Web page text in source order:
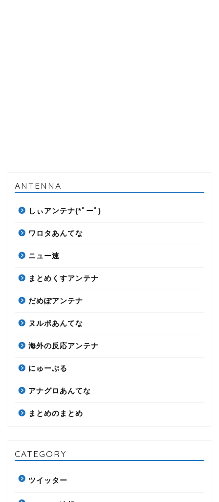
ANTENNA
しぃアンテナ(*ﾟーﾟ)
ワロタあんてな
ニュー速
まとめくすアンテナ
だめぽアンテナ
ヌルポあんてな
海外の反応アンテナ
にゅーぷる
アナグロあんてな
まとめのまとめ
CATEGORY
ツイッター